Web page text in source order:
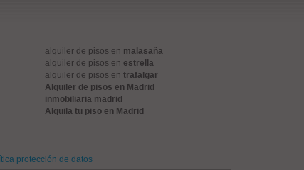
alquiler de pisos en malasaña
alquiler de pisos en estrella
alquiler de pisos en trafalgar
Alquiler de pisos en Madrid
inmobiliaria madrid
Alquila tu piso en Madrid
protección de datos